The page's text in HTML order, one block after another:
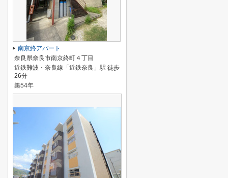
南京終アパート
奈良県奈良市南京終町４丁目
近鉄難波・奈良線「近鉄奈良」駅 徒歩
26分
築54年